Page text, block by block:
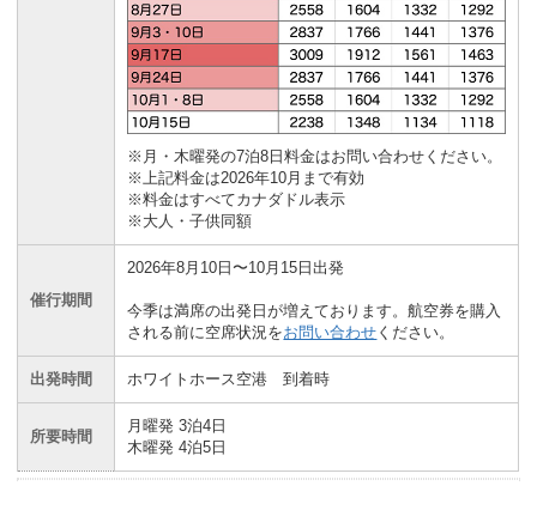
※月・木曜発の7泊8日料金はお問い合わせください。
※上記料金は2026年10月まで有効
※料金はすべてカナダドル表示
※大人・子供同額
催行期間
2026年8月10日〜10月15日出発
今季は満席の出発日が増えております。航空券を購入
される前に空席状況をお問い合わせ ください。
出発時間 ホワイトホース空港 到着時
所要時間
月曜発 3泊4日
木曜発 4泊5日